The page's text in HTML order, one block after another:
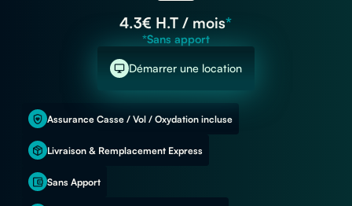
4.3€ H.T / mois*
*Sans apport
Assurance Casse / Vol / Oxydation incluse
Livraison & Remplacement Express
Sans Apport
Démarrer une location